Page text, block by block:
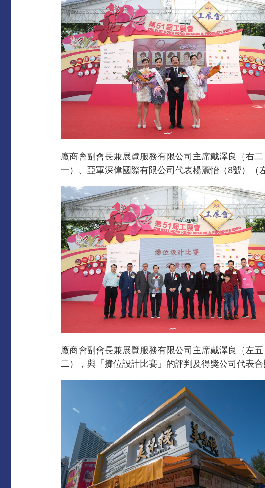
廠商會副會長兼展覽服務有限公司主席戴澤良（右
一）、亞軍深偉國際有限公司代表楊麗怡（8號）（
廠商會副會長兼展覽服務有限公司主席戴澤良（左
二），與「攤位設計比賽」的評判及得獎公司代表合